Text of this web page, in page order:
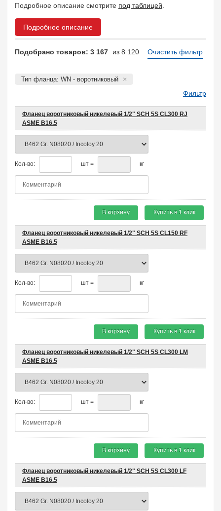
Подробное описание смотрите под таблицей
Подробное описание
Подобрано товаров: 3 167 из 8 120 Очистить фильтр
Тип фланца: WN - воротниковый
Фильтр
Фланец воротниковый никелевый 1/2" SCH 5S CL300 RJ
ASME B16.5
Кол-во: шт = кг
В корзину Купить в 1 клик
Фланец воротниковый никелевый 1/2" SCH 5S CL150 RF
ASME B16.5
Кол-во: шт = кг
В корзину Купить в 1 клик
Фланец воротниковый никелевый 1/2" SCH 5S CL300 LM
ASME B16.5
Кол-во: шт = кг
В корзину Купить в 1 клик
Фланец воротниковый никелевый 1/2" SCH 5S CL300 LF
ASME B16.5